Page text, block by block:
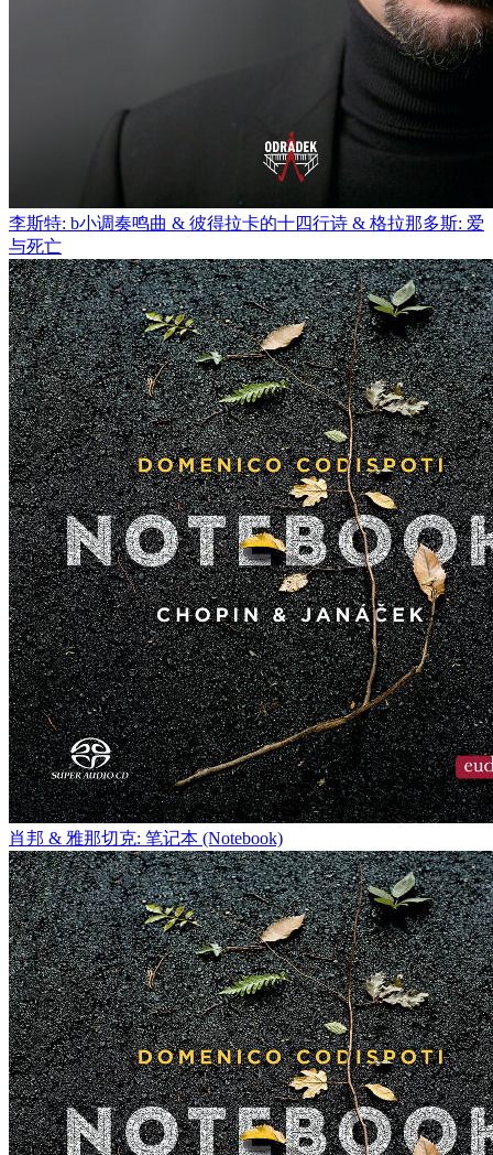
李斯特: b小调奏鸣曲 & 彼得拉卡的十四行诗 & 格拉那多斯: 爱
与死亡
肖邦 & 雅那切克: 笔记本 (Notebook)